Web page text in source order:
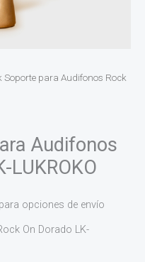
Soporte para Audifonos Rock
Audifonos
LUKROKO
opciones de envío
On Dorado LK-